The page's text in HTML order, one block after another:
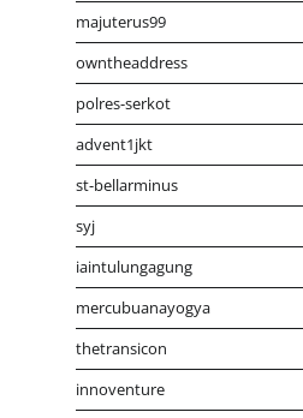
majuterus99
owntheaddress
polres-serkot
advent1jkt
st-bellarminus
syj
iaintulungagung
mercubuanayogya
thetransicon
innoventure